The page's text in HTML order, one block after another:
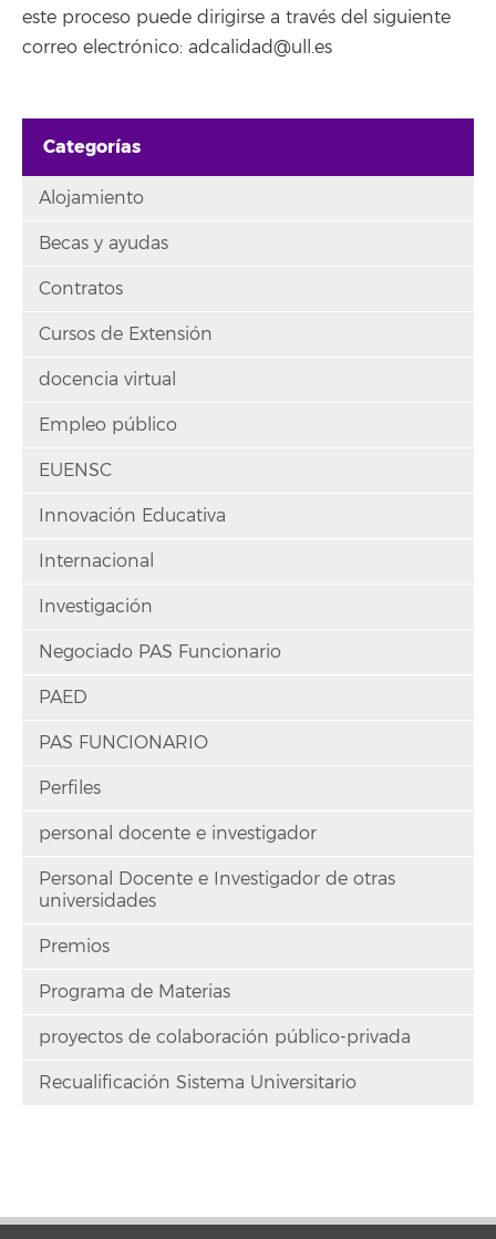
este proceso puede dirigirse a través del siguiente
correo electrónico: adcalidad@ull.es
Categorías
Alojamiento
Becas y ayudas
Contratos
Cursos de Extensión
docencia virtual
Empleo público
EUENSC
Innovación Educativa
Internacional
Investigación
Negociado PAS Funcionario
PAED
PAS FUNCIONARIO
Perfiles
personal docente e investigador
Personal Docente e Investigador de otras
universidades
Premios
Programa de Materias
proyectos de colaboración público-privada
Recualificación Sistema Universitario